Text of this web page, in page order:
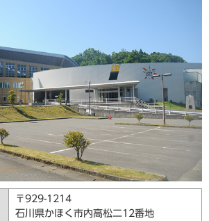
〒929-1214
石川県かほく市内高松二12番地